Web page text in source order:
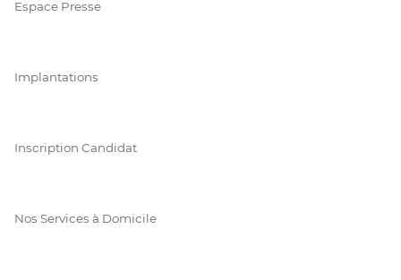
Espace Presse
Implantations
Inscription Candidat
Nos Services à Domicile